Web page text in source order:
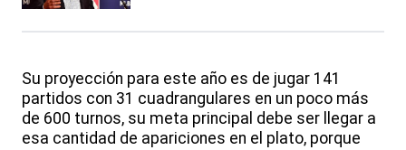
Su proyección para este año es de jugar 141
partidos con 31 cuadrangulares en un poco más
de 600 turnos, su meta principal debe ser llegar a
esa cantidad de apariciones en el plato, porque